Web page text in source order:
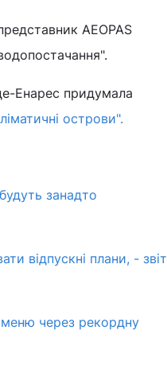
AEOPAS
Енарес придумала
острови".
занадто
відпускні плани, - звіт
меню через рекордну